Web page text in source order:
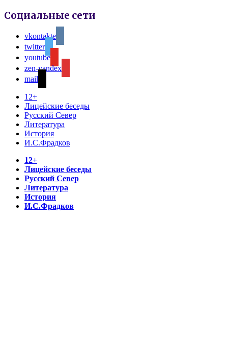
Социальные сети
vkontakte
twitter
youtube
zen-yandex
mail
12+
Лицейские беседы
Русский Север
Литература
История
И.С.Фрадков
12+
Лицейские беседы
Русский Север
Литература
История
И.С.Фрадков